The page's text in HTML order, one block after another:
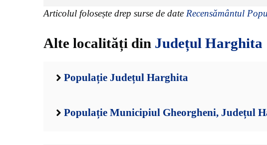
Articolul folosește drep surse de date Recensământul
Alte localități din Județul Harghita
Populație Județul Harghita
Populație Municipiul Gheorgheni, Județul